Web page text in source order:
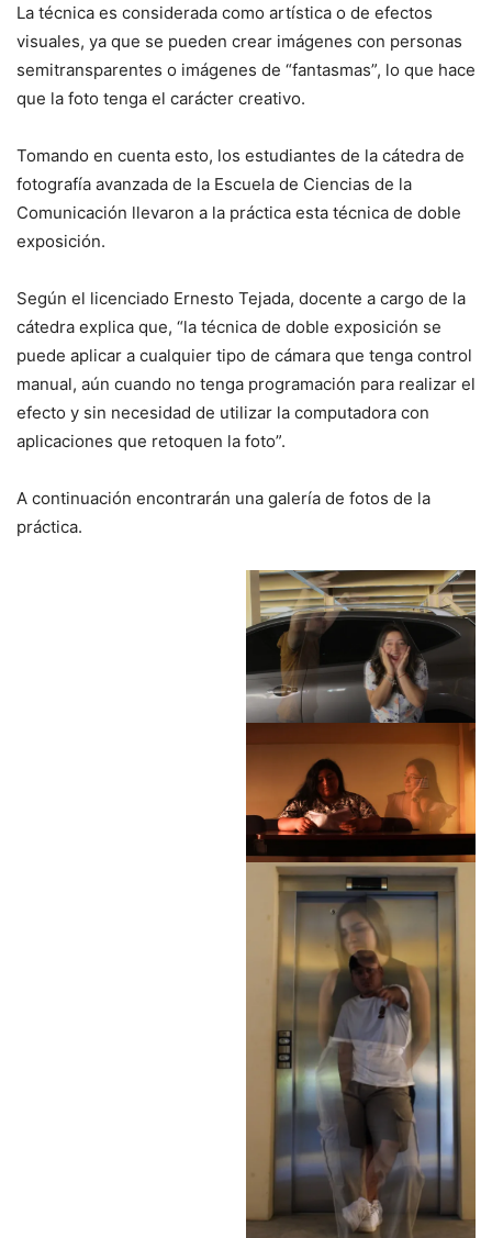
La técnica es considerada como artística o de efectos
visuales, ya que se pueden crear imágenes con personas
semitransparentes o imágenes de “fantasmas”, lo que hace
que la foto tenga el carácter creativo.
Tomando en cuenta esto, los estudiantes de la cátedra de
fotografía avanzada de la Escuela de Ciencias de la
Comunicación llevaron a la práctica esta técnica de doble
exposición.
Según el licenciado Ernesto Tejada, docente a cargo de la
cátedra explica que, “la técnica de doble exposición se
puede aplicar a cualquier tipo de cámara que tenga control
manual, aún cuando no tenga programación para realizar el
efecto y sin necesidad de utilizar la computadora con
aplicaciones que retoquen la foto”.
A continuación encontrarán una galería de fotos de la
práctica.